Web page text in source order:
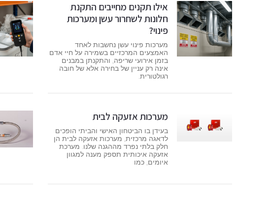
אילו תקנים מחייבים התקנת
חלונות לשחרור עשן ומערכות
פינוי?
מערכות פינוי עשן נחשבות לאחד
האמצעים המרכזיים בשמירה על חיי אדם
בזמן אירועי שריפה, והתקנתן במבנים
אינה רק עניין של בחירה אלא של חובה
רגולטורית.
מערכות אזעקה לבית
בעידן בו הביטחון האישי והביתי הופכים
לדאגה מרכזית, מערכות אזעקה לבית הן
חלק בלתי נפרד מההגנה שלנו. מערכת
אזעקה איכותית תספק מענה למגוון
איומים, כמו